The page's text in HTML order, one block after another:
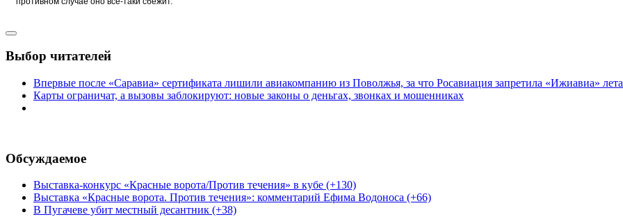
Выбор читателей
Впервые после «Саравиа» сертификата лишили авиакомпанию из Поволжья, за что Росавиация запретила «Ижиавиа»
Карты ограничат, а вызовы заблокируют: новые законы о деньгах, звонках и мошенниках
Обсуждаемое
Выставка-конкурс «Красные ворота/Против течения» в кубе (+130)
Выставка «Красные ворота. Против течения»: комментарий Ефима Водоноса (+66)
В Пугачеве убит местный десантник (+38)